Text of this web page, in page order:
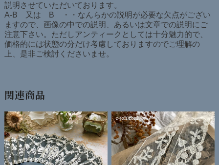
説明させていただいております。
A-B 又は B ・・なんらかの説明が必要な欠点がござい
ますので、画像の中での説明、あるいは文章での説明にご
注意下さい。ただしアンティークとしては十分魅力的で、
価格的には状態の分だけ考慮しておりますのでご理解の
上、是非ご検討くださいませ。
関連商品